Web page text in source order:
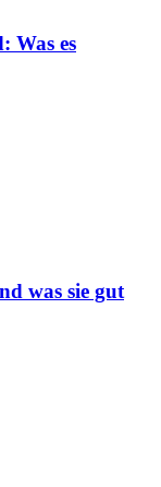
Was es
was sie gut